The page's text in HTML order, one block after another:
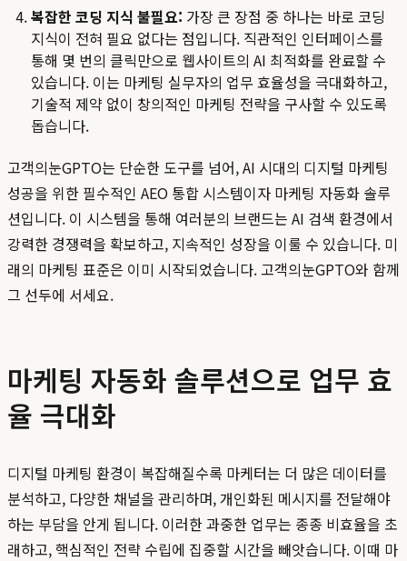
복잡한 코딩 지식 불필요: 가장 큰 장점 중 하나는 바로 코딩
지식이 전혀 필요 없다는 점입니다. 직관적인 인터페이스를
통해 몇 번의 클릭만으로 웹사이트의 AI 최적화를 완료할 수
있습니다. 이는 마케팅 실무자의 업무 효율성을 극대화하고,
기술적 제약 없이 창의적인 마케팅 전략을 구사할 수 있도록
돕습니다.
고객의눈GPTO는 단순한 도구를 넘어, AI 시대의 디지털 마케팅
성공을 위한 필수적인 AEO 통합 시스템이자 마케팅 자동화 솔루
션입니다. 이 시스템을 통해 여러분의 브랜드는 AI 검색 환경에서
강력한 경쟁력을 확보하고, 지속적인 성장을 이룰 수 있습니다. 미
래의 마케팅 표준은 이미 시작되었습니다. 고객의눈GPTO와 함께
그 선두에 서세요.
마케팅 자동화 솔루션으로 업무 효
율 극대화
디지털 마케팅 환경이 복잡해질수록 마케터는 더 많은 데이터를
분석하고, 다양한 채널을 관리하며, 개인화된 메시지를 전달해야
하는 부담을 안게 됩니다. 이러한 과중한 업무는 종종 비효율을 초
래하고, 핵심적인 전략 수립에 집중할 시간을 빼앗습니다. 이때 마